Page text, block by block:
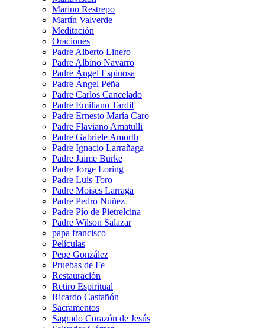
Marino Restrepo
Martín Valverde
Meditación
Oraciones
Padre Alberto Linero
Padre Albino Navarro
Padre Ángel Espinosa
Padre Ángel Peña
Padre Carlos Cancelado
Padre Emiliano Tardif
Padre Ernesto María Caro
Padre Flaviano Amatulli
Padre Gabriele Amorth
Padre Ignacio Larrañaga
Padre Jaime Burke
Padre Jorge Loring
Padre Luis Toro
Padre Moises Larraga
Padre Pedro Nuñez
Padre Pío de Pietrelcina
Padre Wilson Salazar
papa francisco
Películas
Pepe González
Pruebas de Fe
Restauración
Retiro Espiritual
Ricardo Castañón
Sacramentos
Sagrado Corazón de Jesús